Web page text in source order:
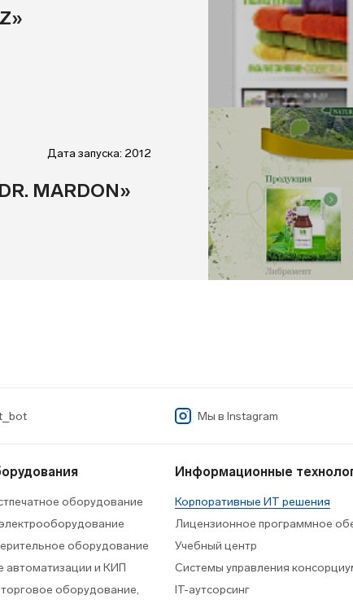
Дата запуска: 2012
MARDON»
Мы в Instagram
оборудование
оборудование
автоматизации и КИП
оборудование,
Информационные
Корпоративные ИТ решения
Лицензионное программное
Учебный центр
Системы управления
IT-аутсорсинг